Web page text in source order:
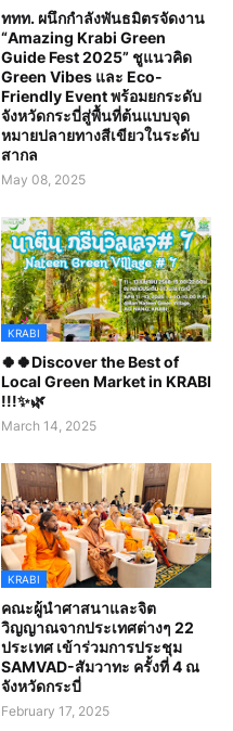
ททท. ผนึกกำลังพันธมิตรจัดงาน
“Amazing Krabi Green
Guide Fest 2025” ชูแนวคิด
Green Vibes และ Eco-
Friendly Event พร้อมยกระดับ
จังหวัดกระบี่สู่พื้นที่ต้นแบบจุด
หมายปลายทางสีเขียวในระดับ
สากล
May 08, 2025
KRABI
🍀🍀Discover the Best of
Local Green Market in KRABI
!!!✨🌿
March 14, 2025
KRABI
คณะผู้นำศาสนาและจิต
วิญญาณจากประเทศต่างๆ 22
ประเทศ เข้าร่วมการประชุม
SAMVAD-สัมวาทะ ครั้งที่ 4 ณ
จังหวัดกระบี่
February 17, 2025